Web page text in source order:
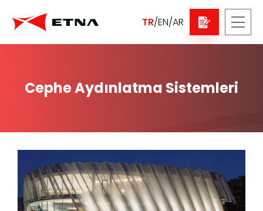
TR/EN/AR
Cephe Aydınlatma Sistemleri